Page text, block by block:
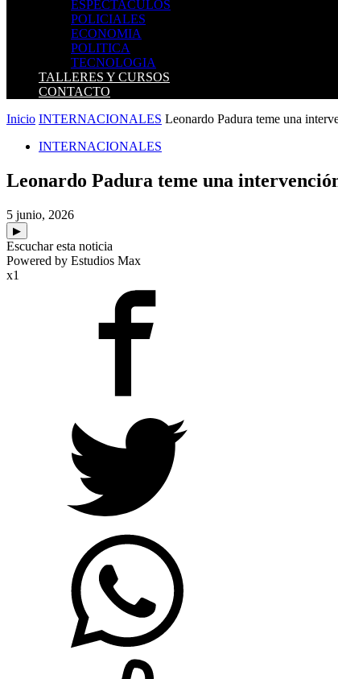
ESPECTACULOS
POLICIALES
ECONOMIA
POLITICA
TECNOLOGIA
TALLERES Y CURSOS
CONTACTO
Inicio INTERNACIONALES Leonardo Padura teme una
INTERNACIONALES
Leonardo Padura teme una
5 junio, 2026
▶
Escuchar esta noticia
Powered by Estudios Max
x1